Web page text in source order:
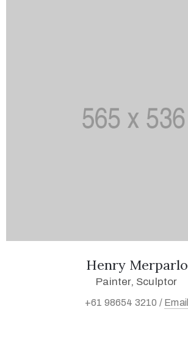
Henry Merparlo
Painter, Sculptor
+61 98654 3210 / Email